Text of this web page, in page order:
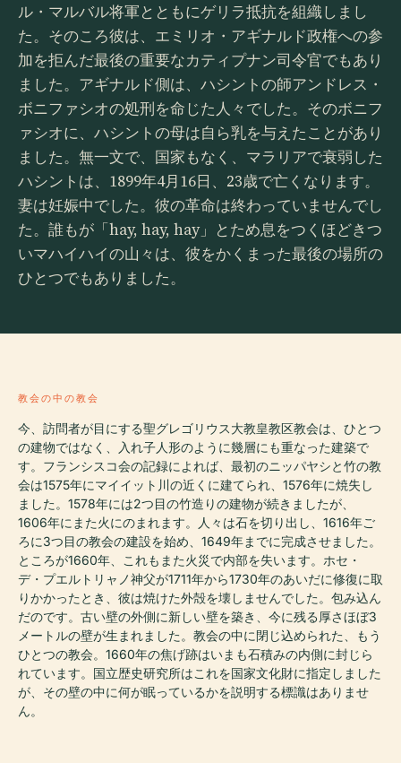
ル・マルバル将軍とともにゲリラ抵抗を組織しまし
た。そのころ彼は、エミリオ・アギナルド政権への参
加を拒んだ最後の重要なカティプナン司令官でもあり
ました。アギナルド側は、ハシントの師アンドレス・
ボニファシオの処刑を命じた人々でした。そのボニフ
ァシオに、ハシントの母は自ら乳を与えたことがあり
ました。無一文で、国家もなく、マラリアで衰弱した
ハシントは、1899年4月16日、23歳で亡くなります。
妻は妊娠中でした。彼の革命は終わっていませんでし
た。誰もが「hay, hay, hay」とため息をつくほどきつ
いマハイハイの山々は、彼をかくまった最後の場所の
ひとつでもありました。
教会の中の教会
今、訪問者が目にする聖グレゴリウス大教皇教区教会は、ひとつ
の建物ではなく、入れ子人形のように幾層にも重なった建築で
す。フランシスコ会の記録によれば、最初のニッパヤシと竹の教
会は1575年にマイイット川の近くに建てられ、1576年に焼失し
ました。1578年には2つ目の竹造りの建物が続きましたが、
1606年にまた火にのまれます。人々は石を切り出し、1616年ご
ろに3つ目の教会の建設を始め、1649年までに完成させました。
ところが1660年、これもまた火災で内部を失います。ホセ・
デ・プエルトリャノ神父が1711年から1730年のあいだに修復に取
りかかったとき、彼は焼けた外殻を壊しませんでした。包み込ん
だのです。古い壁の外側に新しい壁を築き、今に残る厚さほぼ3
メートルの壁が生まれました。教会の中に閉じ込められた、もう
ひとつの教会。1660年の焦げ跡はいまも石積みの内側に封じら
れています。国立歴史研究所はこれを国家文化財に指定しました
が、その壁の中に何が眠っているかを説明する標識はありませ
ん。